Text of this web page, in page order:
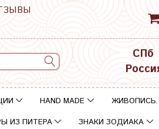
СПб
HAND MADE
ИЗ ПИТЕРА ЗНАКИ ЗОДИАКА